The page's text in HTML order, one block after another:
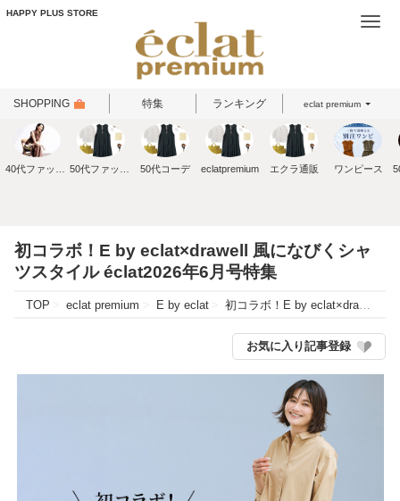
HAPPY PLUS STORE
SHOPPING 特集 ランキング eclat premium
50代コーデ eclatpremium エクラ通販 ワンピース
初コラボ！E by eclat×drawell 風になびくシャ
ツスタイル éclat2026年6月号特集
TOP eclat premium E by eclat 初コラボ！E by eclat×drawell 風になびくシャツスタイル éclat2026年6月号特集
お気に入り記事登録